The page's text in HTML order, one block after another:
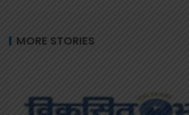
MORE STORIES